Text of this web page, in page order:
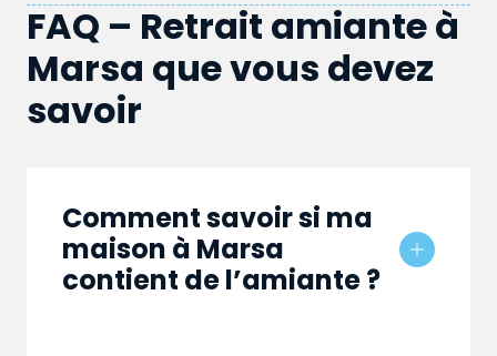
FAQ – Retrait amiante à
Marsa que vous devez
savoir
Comment savoir si ma
maison à Marsa
contient de l’amiante ?